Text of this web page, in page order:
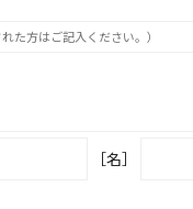
た方はご記入ください。）
［名］